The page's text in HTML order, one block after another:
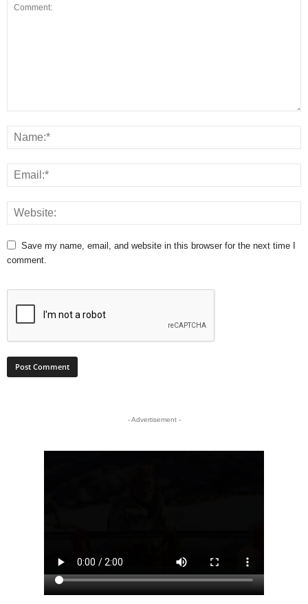
Save my name, email, and website in this browser for the next time I
comment.
- Advertisement -